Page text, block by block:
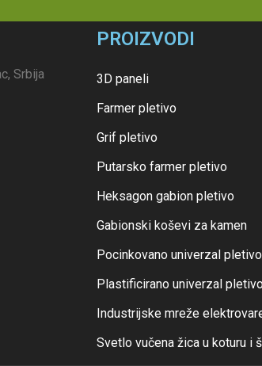
Srbija
PROIZVODI
3D paneli
Farmer pletivo
Grif pletivo
Putarsko farmer pletivo
Heksagon gabion pletivo
Gabionski koševi za kamen
Pocinkovano univerzal pletivo
Plastificirano univerzal
Industrijske mreže
Svetlo vučena žica u koturu i